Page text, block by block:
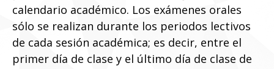
calendario académico. Los exámenes orales
sólo se realizan durante los periodos lectivos
de cada sesión académica; es decir, entre el
primer día de clase y el último día de clase de